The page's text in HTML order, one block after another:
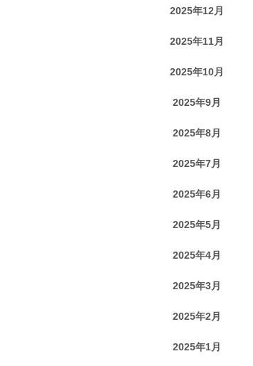
2025年12月
2025年11月
2025年10月
2025年9月
2025年8月
2025年7月
2025年6月
2025年5月
2025年4月
2025年3月
2025年2月
2025年1月